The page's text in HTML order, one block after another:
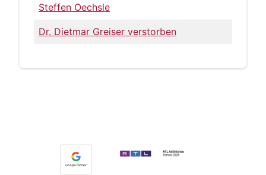
Steffen Oechsle
Dr. Dietmar Greiser verstorben